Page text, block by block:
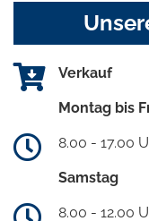
Verkauf
Montag bis
8.00 - 17.00
Samstag
8.00 - 12.00